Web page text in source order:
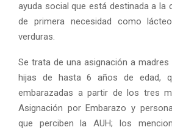
ayuda social que está destinada a la
de primera necesidad como
verduras.
Se trata de una asignación a
hijas de hasta 6 años de edad,
embarazadas a partir de los tres
Asignación por Embarazo y
que perciben la AUH; los